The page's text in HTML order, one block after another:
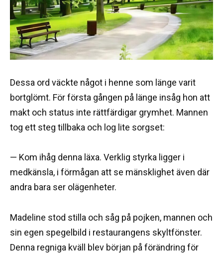
Dessa ord väckte något i henne som länge varit
bortglömt. För första gången på länge insåg hon att
makt och status inte rättfärdigar grymhet. Mannen
tog ett steg tillbaka och log lite sorgset:
— Kom ihåg denna läxa. Verklig styrka ligger i
medkänsla, i förmågan att se mänsklighet även där
andra bara ser olägenheter.
Madeline stod stilla och såg på pojken, mannen och
sin egen spegelbild i restaurangens skyltfönster.
Denna regniga kväll blev början på förändring för